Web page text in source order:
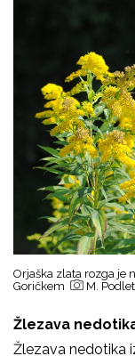
Orjaška zlata rozga je
Goričkem
M.
Žlezava
Žlezava nedotika